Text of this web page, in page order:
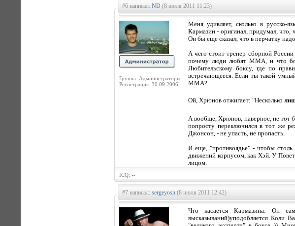
#6 написал: ND (8 июля 2011 11:23)
Группа: Администраторы
Регистрация: 30.09.2006
Меня удивляет, сколько в русско-
Кармазин - оригинал, придумал, что,
Он бы еще сказал, что в перчатку
А чего стоит тренер сборной
почему люди любят ММА, и что
Любительскому боксу, где по
встречающееся. Если ты такой
ММА?
Ой, Хрюнов отжигает: "Несколько
А вообще, Хрюнов, наверное, не тот
попросту переключился в тот же
Джонсон, - не упасть, не пропасть.
И еще, "противоядье" - чтобы столь
движений корпусом, как Хэй. У
лицом.
ICQ: --
#7 написал: sergeyosn (8 июля 2011 12:42)
Что касается Кармазина: Он
высказываний)уподобляется Коли